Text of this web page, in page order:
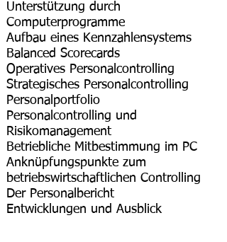
Unterstützung durch
Computerprogramme
Aufbau eines Kennzahlensystems
Balanced Scorecards
Operatives Personalcontrolling
Strategisches Personalcontrolling
Personalportfolio
Personalcontrolling und
Risikomanagement
Betriebliche Mitbestimmung im PC
Anknüpfungspunkte zum
betriebswirtschaftlichen Controlling
Der Personalbericht
Entwicklungen und Ausblick